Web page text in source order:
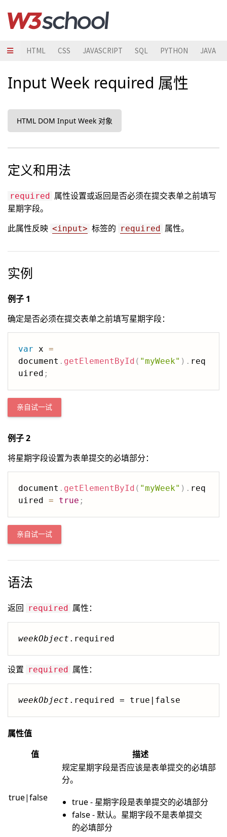
HTML CSS JAVASCRIPT SQL PYTHON JAVA
Input Week required 属性
HTML DOM Input Week 对象
定义和用法
required 属性设置或返回是否必须在提交表单之前填写
星期字段。
此属性反映 <input> 标签的 required 属性。
实例
例子 1
确定是否必须在提交表单之前填写星期字段：
var x =
document . getElementById ( "myWeek" ) . req
uired ;
亲自试一试
例子 2
将星期字段设置为表单提交的必填部分：
document . getElementById ( "myWeek" ) . req
uired = true ;
亲自试一试
语法
返回 required 属性：
weekObject .required
设置 required 属性：
weekObject .required = true|false
属性值
值
描述
true|false
规定星期字段是否应该是表单提交的必填部
分。
true - 星期字段是表单提交的必填部分
false - 默认。星期字段不是表单提交
的必填部分